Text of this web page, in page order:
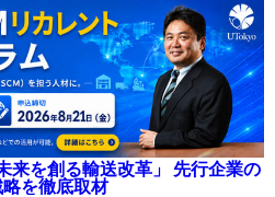
来を創る輸送改革」 先行企業の
を徹底取材